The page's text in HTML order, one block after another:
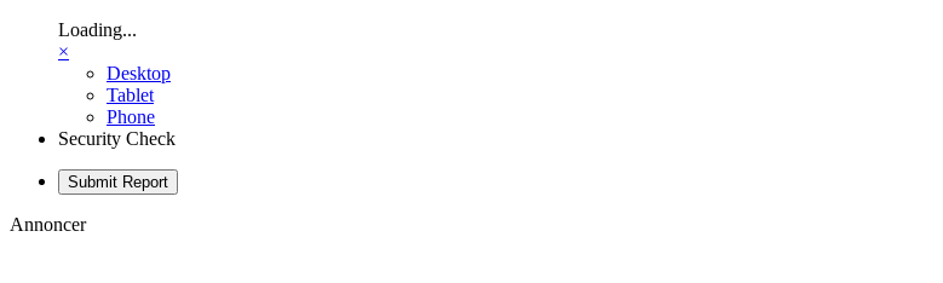
Loading...
×
Desktop
Tablet
Phone
Security Check
Submit Report
Annoncer